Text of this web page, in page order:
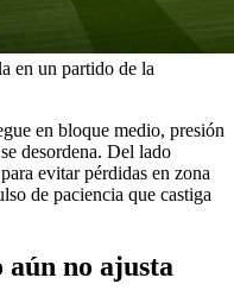
en un partido de la
en bloque medio, presión
desordena. Del lado
evitar pérdidas en zona
de paciencia que castiga
no ajusta